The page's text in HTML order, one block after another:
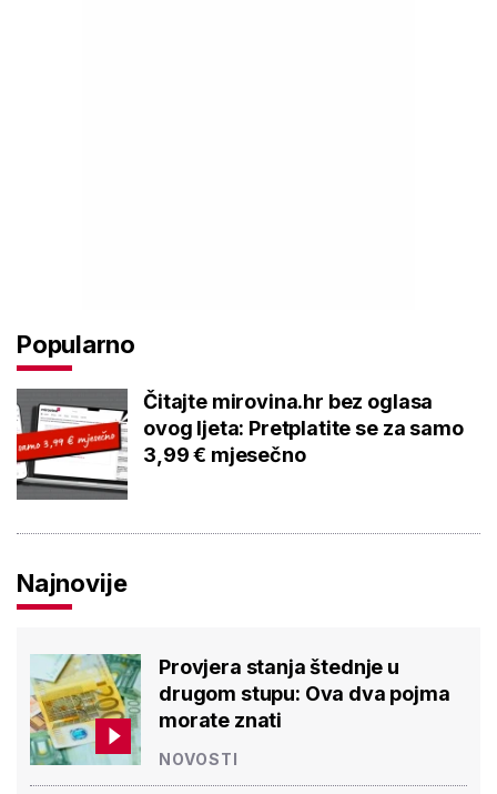
Popularno
Čitajte mirovina.hr bez oglasa
ovog ljeta: Pretplatite se za samo
3,99 € mjesečno
Najnovije
Provjera stanja štednje u
drugom stupu: Ova dva pojma
morate znati
NOVOSTI